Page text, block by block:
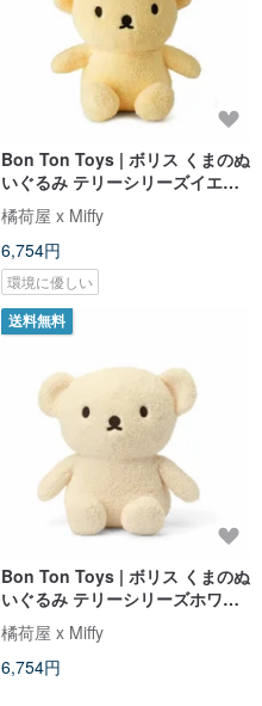
Bon Ton Toys | ボリス くまのぬ
いぐるみ テリーシリーズイエロ
ー24cm
橘荷屋 x Miffy
6,754円
環境に優しい
送料無料
Bon Ton Toys | ボリス くまのぬ
いぐるみ テリーシリーズホワイ
ト24cm
橘荷屋 x Miffy
6,754円